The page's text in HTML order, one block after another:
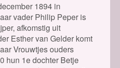
1894 in
vader Philip Peper is
afkomstig uit
Esther van Gelder komt
Vrouwtjes ouders
hun 1e dochter Betje